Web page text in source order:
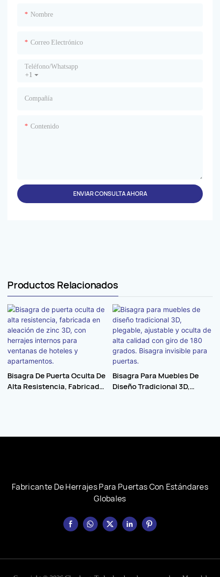
Nombre
Correo Electrónico
+1
Teléfono/whatsapp
Compañía
Contenido
ENVIAR CONSULTA AHORA
Productos Relacionados
Bisagra De Puerta Oculta De
Alta Resistencia, Fabricada
Bisagra Para Muebles De
Diseño Tradicional 3D,
Fabricante De Herrajes Para Puertas Con Estándares
Globales